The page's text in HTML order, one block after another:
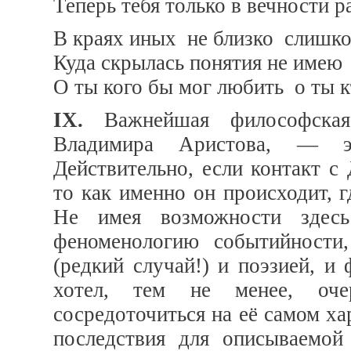
Теперь тебя только в вечности
В краях иных не близко
Куда скрылась понятия не
О ты кого бы мог любить о ты
IX. Важнейшая
Владимира Аристова, —
Действительно, если контакт
то как именно он происходит,
Не имея возможности
феноменологию
(редкий случай!) и поэзией, и
хотел, тем не менее,
сосредоточиться на её самом
последствия для